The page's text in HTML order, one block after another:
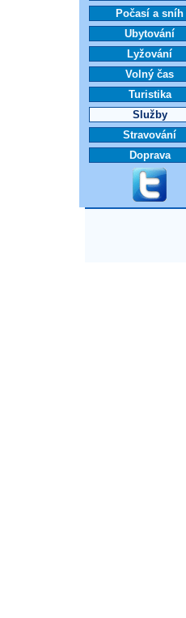
Počasí a sníh
Ubytování
Lyžování
Volný čas
Turistika
Služby
Stravování
Doprava